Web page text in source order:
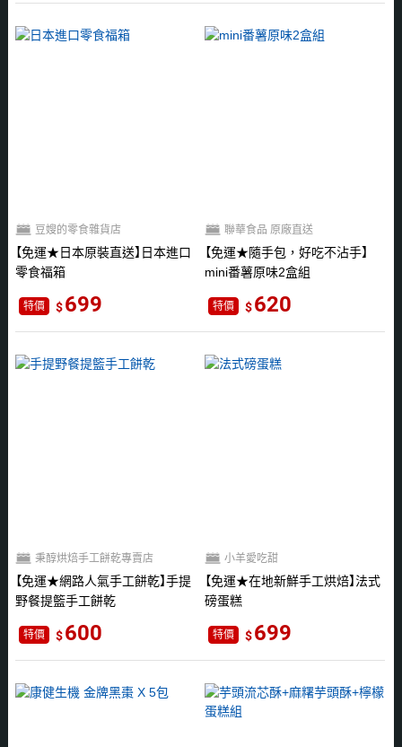
免運★日本原裝直送
日本進口
零食福箱
豆嫂的零食雜貨店
特價 699
免運★隨手包，好吃不沾手
mini番薯原味2盒組
聯華食品 原廠直送
特價 620
免運★網路人氣手工餅乾 手提
野餐提籃手工餅乾
秉醇烘焙手工餅乾專賣店
特價 600
免運★在地新鮮手工烘焙 法式
磅蛋糕
小羊愛吃甜
特價 699